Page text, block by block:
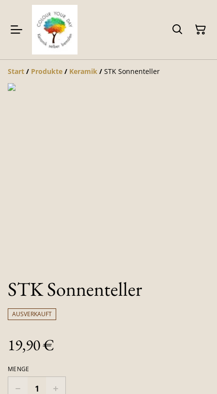
Start / Produkte / Keramik / STK Sonnenteller
STK Sonnenteller
AUSVERKAUFT
19,90 €
MENGE